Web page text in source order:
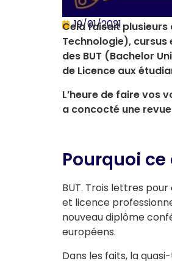
19/01/2021
Cela faisait plusieurs
Technologie), cursus
des BUT (Bachelor
de Licence aux
L’heure de faire vos
a concocté une
Pourquoi
BUT. Trois lettres
et licence
nouveau diplôme
européens.
Dans les faits, la